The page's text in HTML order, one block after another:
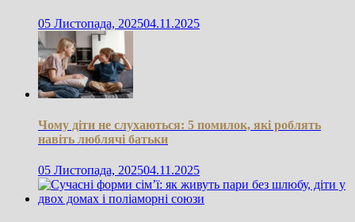
05 Листопада, 202504.11.2025
Чому діти не слухаються: 5 помилок, які роблять
навіть люблячі батьки
05 Листопада, 202504.11.2025